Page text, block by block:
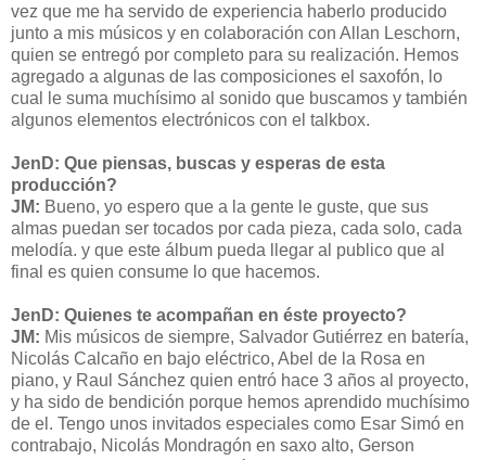
vez que me ha servido de experiencia haberlo producido
junto a mis músicos y en colaboración con Allan Leschorn,
quien se entregó por completo para su realización. Hemos
agregado a algunas de las composiciones el saxofón, lo
cual le suma muchísimo al sonido que buscamos y también
algunos elementos electrónicos con el talkbox.
JenD: Que piensas, buscas y esperas de esta
producción?
JM: Bueno, yo espero que a la gente le guste, que sus
almas puedan ser tocados por cada pieza, cada solo, cada
melodía. y que este álbum pueda llegar al publico que al
final es quien consume lo que hacemos.
JenD: Quienes te acompañan en éste proyecto?
JM: Mis músicos de siempre, Salvador Gutiérrez en batería,
Nicolás Calcaño en bajo eléctrico, Abel de la Rosa en
piano, y Raul Sánchez quien entró hace 3 años al proyecto,
y ha sido de bendición porque hemos aprendido muchísimo
de el. Tengo unos invitados especiales como Esar Simó en
contrabajo, Nicolás Mondragón en saxo alto, Gerson